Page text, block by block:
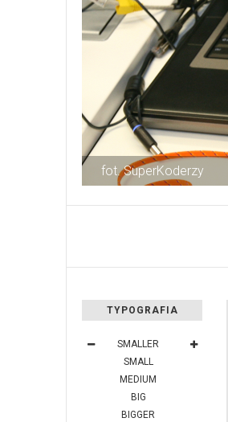
fot. SuperKoderzy
TYPOGRAFIA
SMALLER
SMALL
MEDIUM
BIG
BIGGER